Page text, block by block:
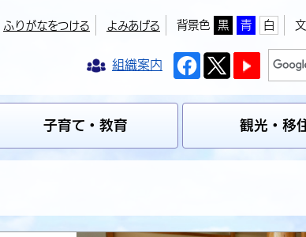
ふりがなをつける よみあげる 背景色 黒 青 白
組織案内
子育て・教育 観光・移